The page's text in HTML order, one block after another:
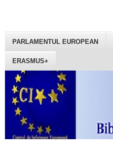
PARLAMENTUL EUROPEAN
ERASMUS+